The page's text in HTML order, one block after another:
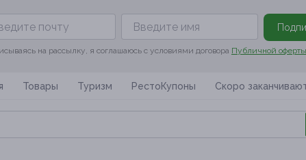
на рассылку, я соглашаюсь с условиями договора Публичной оферты
Товары Туризм РестоКупоны Скоро